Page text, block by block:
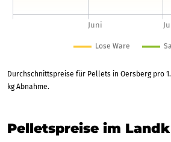
Durchschnittspreise für Pellets in Oersberg pro
kg Abnahme.
Pelletspreise im